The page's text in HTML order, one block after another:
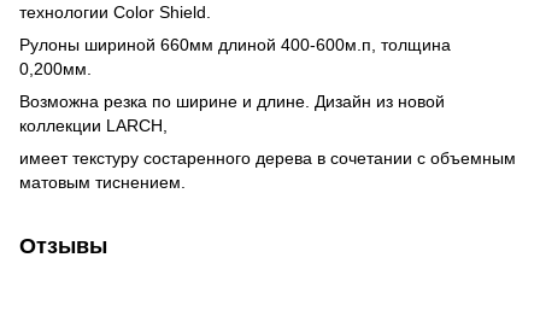
технологии Color Shield.
Рулоны шириной 660мм длиной 400-600м.п, толщина
0,200мм.
Возможна резка по ширине и длине. Дизайн из новой
коллекции LARCH,
имеет текстуру состаренного дерева в сочетании с объемным
матовым тиснением.
Отзывы